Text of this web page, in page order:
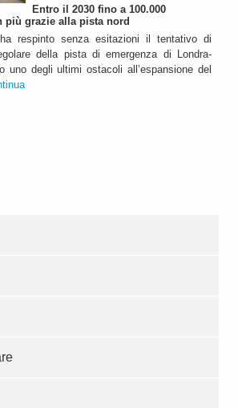
Entro il 2030 fino a 100.000
più grazie alla pista nord
respinto senza esitazioni il tentativo di
della pista di emergenza di Londra-
uno degli ultimi ostacoli all’espansione del